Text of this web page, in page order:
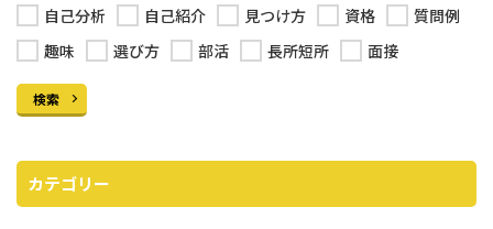
自己分析
自己紹介 見つけ方 資格
質問例
趣味
選び方 部活 長所短所 面接
検索
カテゴリー